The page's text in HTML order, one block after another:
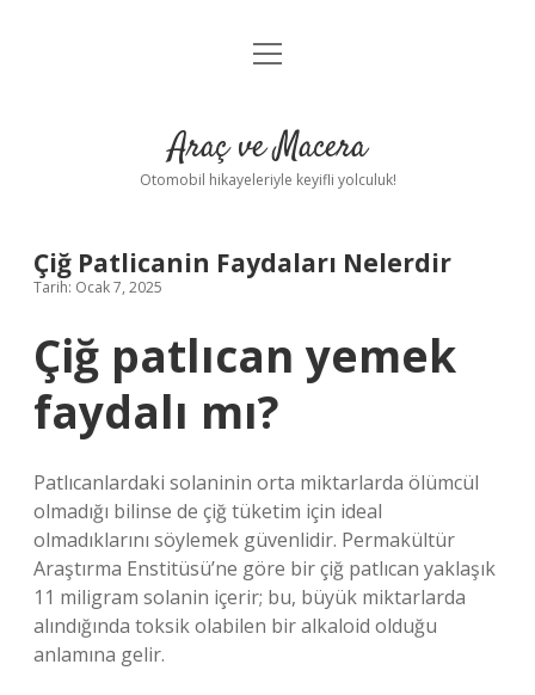
Anasayfa
Yasal Uyarı
menüyü
Araç ve Macera
Otomobil hikayeleriyle keyifli yolculuk!
Çiğ Patlicanin Faydaları Nelerdir
Tarih: Ocak 7, 2025
Çiğ patlıcan yemek
faydalı mı?
Patlıcanlardaki solaninin orta miktarlarda ölümcül
olmadığı bilinse de çiğ tüketim için ideal
olmadıklarını söylemek güvenlidir. Permakültür
Araştırma Enstitüsü’ne göre bir çiğ patlıcan yaklaşık
11 miligram solanin içerir; bu, büyük miktarlarda
alındığında toksik olabilen bir alkaloid olduğu
anlamına gelir.